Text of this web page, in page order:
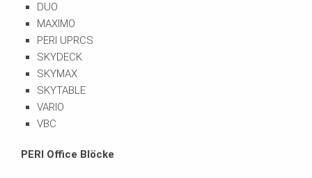
DUO
MAXIMO
PERI UPRCS
SKYDECK
SKYMAX
SKYTABLE
VARIO
VBC
PERI Office Blöcke